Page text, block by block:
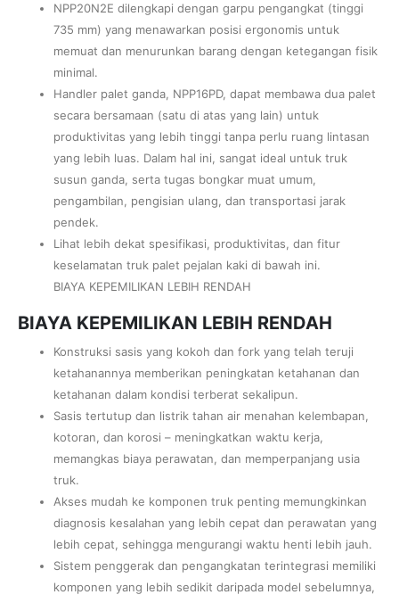
NPP20N2E dilengkapi dengan garpu pengangkat (tinggi
735 mm) yang menawarkan posisi ergonomis untuk
memuat dan menurunkan barang dengan ketegangan fisik
minimal.
Handler palet ganda, NPP16PD, dapat membawa dua palet
secara bersamaan (satu di atas yang lain) untuk
produktivitas yang lebih tinggi tanpa perlu ruang lintasan
yang lebih luas. Dalam hal ini, sangat ideal untuk truk
susun ganda, serta tugas bongkar muat umum,
pengambilan, pengisian ulang, dan transportasi jarak
pendek.
Lihat lebih dekat spesifikasi, produktivitas, dan fitur
keselamatan truk palet pejalan kaki di bawah ini.
BIAYA KEPEMILIKAN LEBIH RENDAH
BIAYA KEPEMILIKAN LEBIH RENDAH
Konstruksi sasis yang kokoh dan fork yang telah teruji
ketahanannya memberikan peningkatan ketahanan dan
ketahanan dalam kondisi terberat sekalipun.
Sasis tertutup dan listrik tahan air menahan kelembapan,
kotoran, dan korosi – meningkatkan waktu kerja,
memangkas biaya perawatan, dan memperpanjang usia
truk.
Akses mudah ke komponen truk penting memungkinkan
diagnosis kesalahan yang lebih cepat dan perawatan yang
lebih cepat, sehingga mengurangi waktu henti lebih jauh.
Sistem penggerak dan pengangkatan terintegrasi memiliki
komponen yang lebih sedikit daripada model sebelumnya,